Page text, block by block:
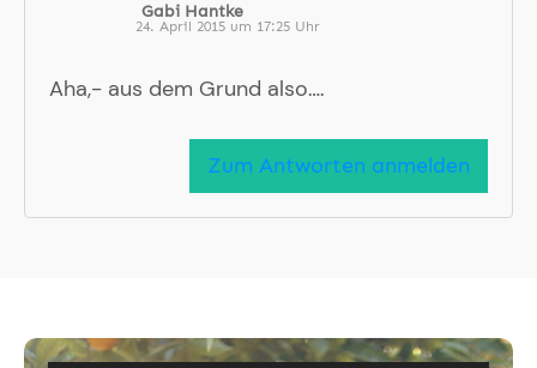
Gabi Hantke
24. April 2015 um 17:25 Uhr
Aha,- aus dem Grund also….
Zum Antworten anmelden